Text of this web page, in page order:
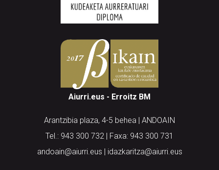
Aiurri.eus - Erroitz BM
Arantzibia plaza, 4-5 behea | ANDOAIN
Tel.: 943 300 732 | Faxa: 943 300 731
andoain@aiurri.eus | idazkaritza@aiurri.eus